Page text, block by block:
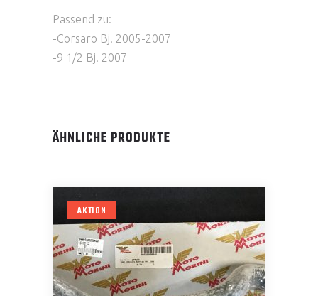
Passend zu:
-Corsaro Bj. 2005-2007
-9 1/2 Bj. 2007
ÄHNLICHE PRODUKTE
AKTION